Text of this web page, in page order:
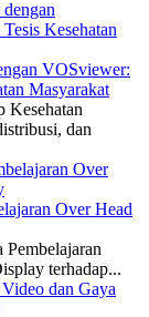
VOSviewer:
Masyarakat
Kesehatan
dan
Over Head
Pembelajaran
terhadap...